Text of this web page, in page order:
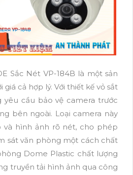
Sắc Nét VP-184B là một sản
cả hợp lý. Với thiết kế vỏ sắt
yêu cầu bảo vệ camera trước
bên ngoài. Loại camera này
và hình ảnh rõ nét, cho phép
sát văn phòng một cách chất
Dome Plastic chất lượng
truyền tải hình ảnh qua công